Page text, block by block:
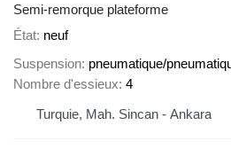
Semi-remorque plateforme
État neuf
Suspension pneumatique/
Nombre d'essieux 4
Turquie, Mah. Sincan - Ankara